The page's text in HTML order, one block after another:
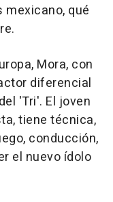
mexicano, qué
Mora, con
diferencial
'Tri'. El joven
tiene técnica,
conducción,
el nuevo ídolo